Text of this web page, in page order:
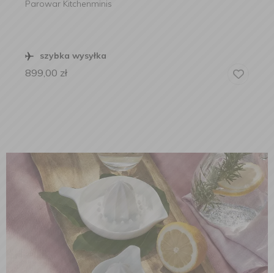
Parowar Kitchenminis
szybka wysyłka
899,00 zł